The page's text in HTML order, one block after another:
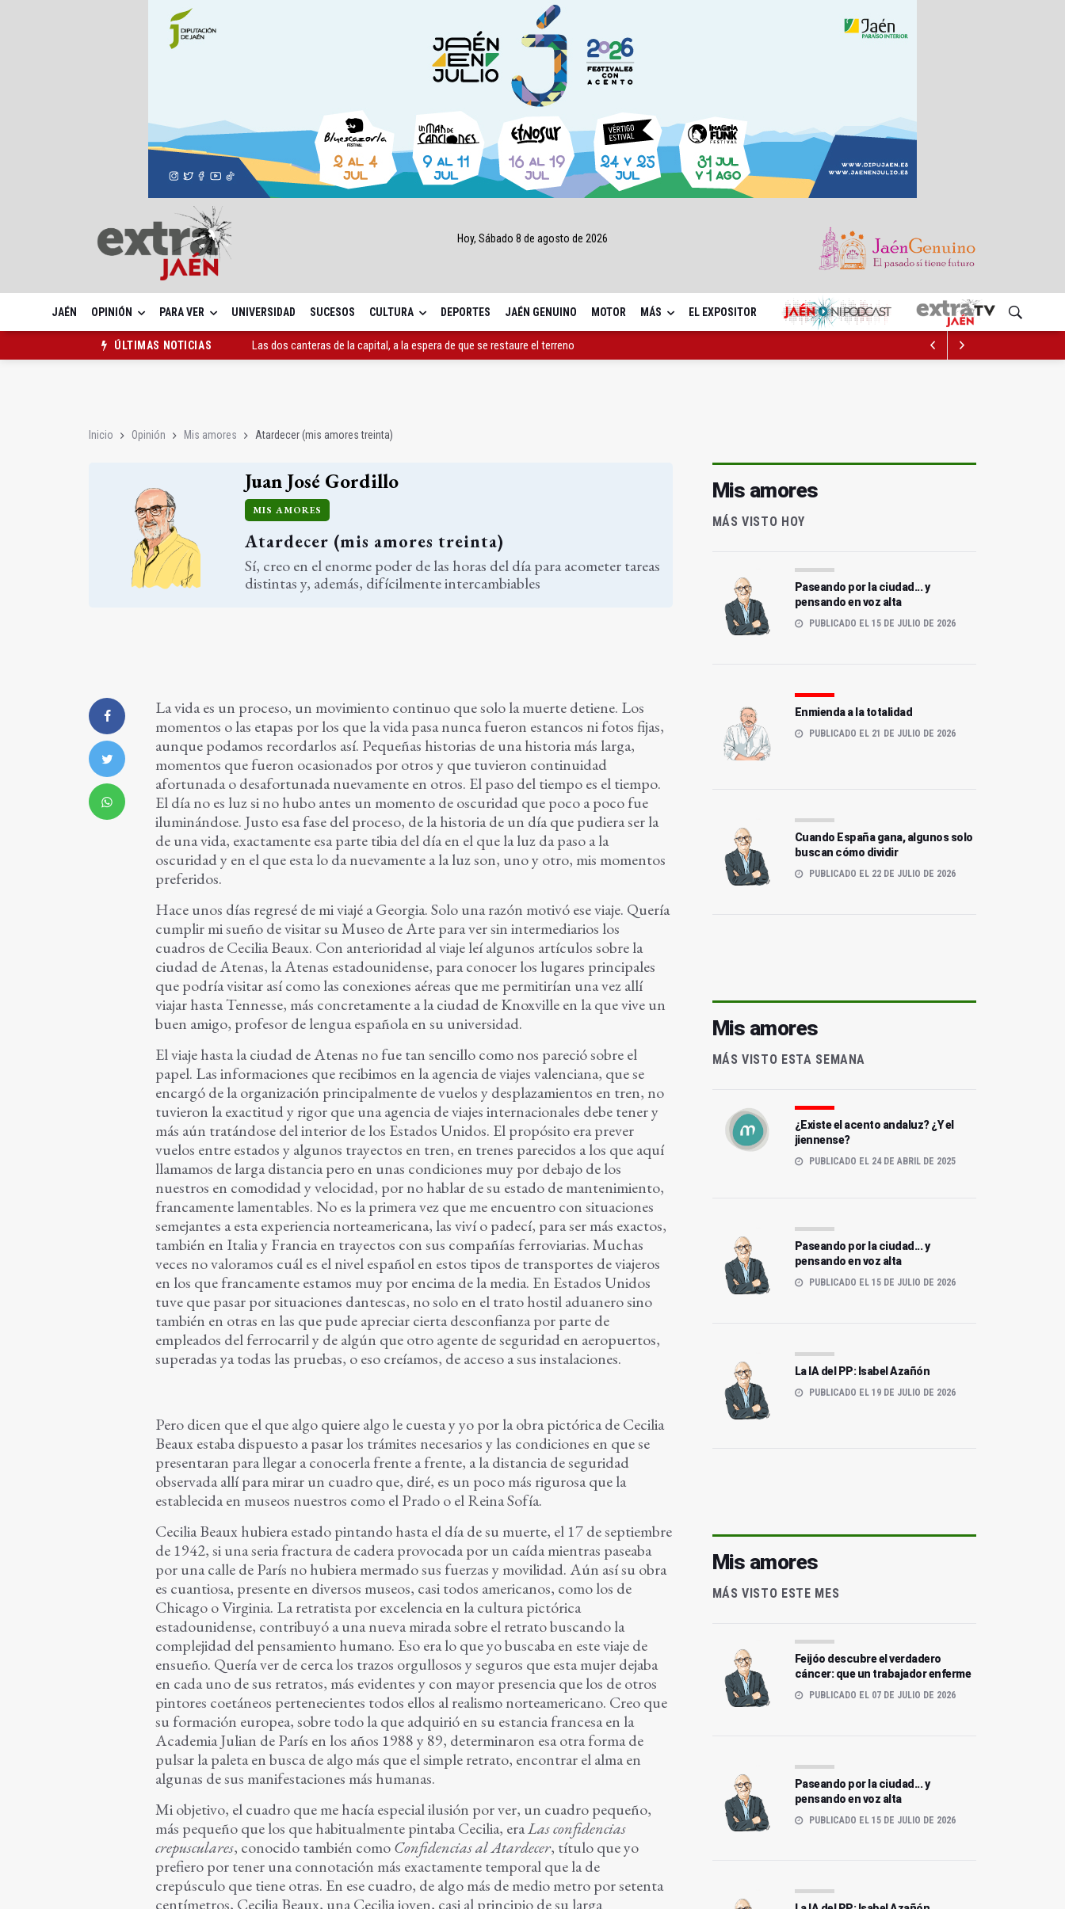
Hoy, Sábado 8 de agosto de 2026
JAÉN OPINIÓN PARA VER UNIVERSIDAD SUCESOS CULTURA DEPORTES JAÉN GENUINO MOTOR MÁS EL EXPOSITOR
ÚLTIMAS NOTICIAS
La Guardia Civil reforzará la seguridad el 12 de agosto por el eclipse
Inicio Opinión Mis amores Atardecer (mis amores treinta)
Juan José Gordillo
MIS AMORES
Atardecer (mis amores treinta)
Sí, creo en el enorme poder de las horas del día para acometer tareas
distintas y, además, difícilmente intercambiables
La vida es un proceso, un movimiento continuo que solo la muerte detiene. Los
momentos o las etapas por los que la vida pasa nunca fueron estancos ni fotos fijas,
aunque podamos recordarlos así. Pequeñas historias de una historia más larga,
momentos que fueron ocasionados por otros y que tuvieron continuidad
afortunada o desafortunada nuevamente en otros. El paso del tiempo es el tiempo.
El día no es luz si no hubo antes un momento de oscuridad que poco a poco fue
iluminándose. Justo esa fase del proceso, de la historia de un día que pudiera ser la
de una vida, exactamente esa parte tibia del día en el que la luz da paso a la
oscuridad y en el que esta lo da nuevamente a la luz son, uno y otro, mis momentos
preferidos.
Hace unos días regresé de mi viajé a Georgia. Solo una razón motivó ese viaje. Quería
cumplir mi sueño de visitar su Museo de Arte para ver sin intermediarios los
cuadros de Cecilia Beaux. Con anterioridad al viaje leí algunos artículos sobre la
ciudad de Atenas, la Atenas estadounidense, para conocer los lugares principales
que podría visitar así como las conexiones aéreas que me permitirían una vez allí
viajar hasta Tennesse, más concretamente a la ciudad de Knoxville en la que vive un
buen amigo, profesor de lengua española en su universidad.
El viaje hasta la ciudad de Atenas no fue tan sencillo como nos pareció sobre el
papel. Las informaciones que recibimos en la agencia de viajes valenciana, que se
encargó de la organización principalmente de vuelos y desplazamientos en tren, no
tuvieron la exactitud y rigor que una agencia de viajes internacionales debe tener y
más aún tratándose del interior de los Estados Unidos. El propósito era prever
vuelos entre estados y algunos trayectos en tren, en trenes parecidos a los que aquí
llamamos de larga distancia pero en unas condiciones muy por debajo de los
nuestros en comodidad y velocidad, por no hablar de su estado de mantenimiento,
francamente lamentables. No es la primera vez que me encuentro con situaciones
semejantes a esta experiencia norteamericana, las viví o padecí, para ser más exactos,
también en Italia y Francia en trayectos con sus compañías ferroviarias. Muchas
veces no valoramos cuál es el nivel español en estos tipos de transportes de viajeros
en los que francamente estamos muy por encima de la media. En Estados Unidos
tuve que pasar por situaciones dantescas, no solo en el trato hostil aduanero sino
también en otras en las que pude apreciar cierta desconfianza por parte de
empleados del ferrocarril y de algún que otro agente de seguridad en aeropuertos,
superadas ya todas las pruebas, o eso creíamos, de acceso a sus instalaciones.
Pero dicen que el que algo quiere algo le cuesta y yo por la obra pictórica de Cecilia
Beaux estaba dispuesto a pasar los trámites necesarios y las condiciones en que se
presentaran para llegar a conocerla frente a frente, a la distancia de seguridad
observada allí para mirar un cuadro que, diré, es un poco más rigurosa que la
establecida en museos nuestros como el Prado o el Reina Sofía.
Cecilia Beaux hubiera estado pintando hasta el día de su muerte, el 17 de septiembre
de 1942, si una seria fractura de cadera provocada por un caída mientras paseaba
por una calle de París no hubiera mermado sus fuerzas y movilidad. Aún así su obra
es cuantiosa, presente en diversos museos, casi todos americanos, como los de
Chicago o Virginia. La retratista por excelencia en la cultura pictórica
estadounidense, contribuyó a una nueva mirada sobre el retrato buscando la
complejidad del pensamiento humano. Eso era lo que yo buscaba en este viaje de
ensueño. Quería ver de cerca los trazos orgullosos y seguros que esta mujer dejaba
en cada uno de sus retratos, más evidentes y con mayor presencia que los de otros
pintores coetáneos pertenecientes todos ellos al realismo norteamericano. Creo que
su formación europea, sobre todo la que adquirió en su estancia francesa en la
Academia Julian de París en los años 1988 y 89, determinaron esa otra forma de
pulsar la paleta en busca de algo más que el simple retrato, encontrar el alma en
algunas de sus manifestaciones más humanas.
Mi objetivo, el cuadro que me hacía especial ilusión por ver, un cuadro pequeño,
más pequeño que los que habitualmente pintaba Cecilia, eraLas confidencias
crepusculares, conocido también comoConfidencias al Atardecer, título que yo
prefiero por tener una connotación más exactamente temporal que la de
crepúsculo que tiene otras. En ese cuadro, de algo más de medio metro por setenta
centímetros, Cecilia Beaux, una Cecilia joven, casi al principio de su larga
Mis amores
MÁS VISTO HOY
Paseando por la ciudad... y
pensando en voz alta
PUBLICADO EL 15 DE JULIO DE 2026
Enmienda a la totalidad
PUBLICADO EL 21 DE JULIO DE 2026
Cuando España gana, algunos solo
buscan cómo dividir
PUBLICADO EL 22 DE JULIO DE 2026
Mis amores
MÁS VISTO ESTA SEMANA
¿Existe el acento andaluz? ¿Y el
jiennense?
PUBLICADO EL 24 DE ABRIL DE 2025
Paseando por la ciudad... y
pensando en voz alta
PUBLICADO EL 15 DE JULIO DE 2026
La IA del PP: Isabel Azañón
PUBLICADO EL 19 DE JULIO DE 2026
Mis amores
MÁS VISTO ESTE MES
Feijóo descubre el verdadero
cáncer: que un trabajador enferme
PUBLICADO EL 07 DE JULIO DE 2026
Paseando por la ciudad... y
pensando en voz alta
PUBLICADO EL 15 DE JULIO DE 2026